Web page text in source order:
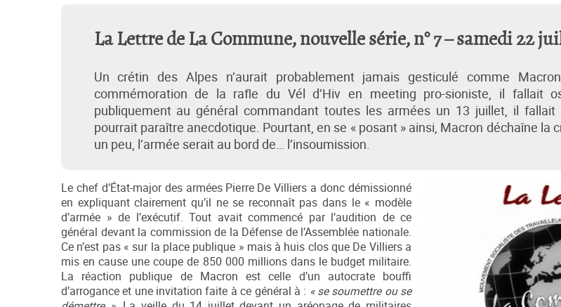
La Lettre de La Commune, nouvelle série, n° 7 – samedi 22
Un crétin des Alpes n’aurait probablement jamais gesticulé comme
commémoration de la rafle du Vél d’Hiv en meeting pro-sioniste, il fallait
publiquement au général commandant toutes les armées un 13 juillet, il
pourrait paraître anecdotique. Pourtant, en se « posant » ainsi, Macron déchaîne la
un peu, l’armée serait au bord de… l’insoumission.
Le chef d’État-major des armées Pierre De Villiers a donc démissionné
en expliquant clairement qu’il ne se reconnaît pas dans le « modèle
d’armée » de l’exécutif. Tout avait commencé par l’audition de ce
général devant la commission de la Défense de l’Assemblée nationale.
Ce n’est pas « sur la place publique » mais à huis clos que De Villiers a
mis en cause une coupe de 850 000 millions dans le budget militaire.
La réaction publique de Macron est celle d’un autocrate bouffi
d’arrogance et une invitation faite à ce général à : « se soumettre ou se